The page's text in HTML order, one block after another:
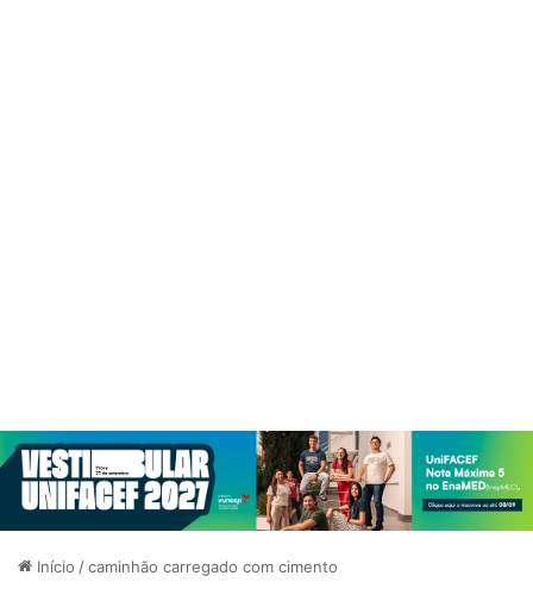
Início /caminhão carregado com cimento